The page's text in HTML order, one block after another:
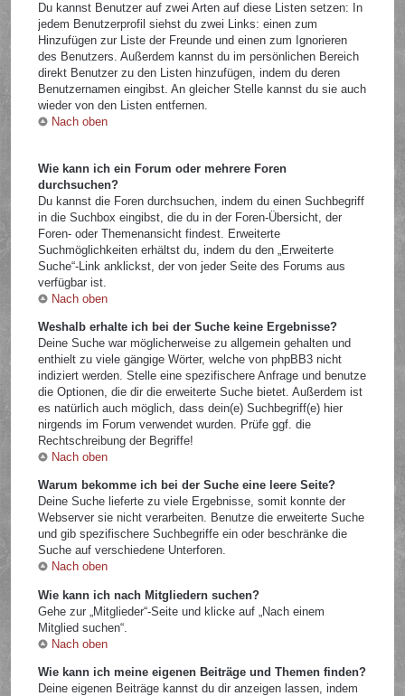
Du kannst Benutzer auf zwei Arten auf diese Listen setzen: In
jedem Benutzerprofil siehst du zwei Links: einen zum
Hinzufügen zur Liste der Freunde und einen zum Ignorieren
des Benutzers. Außerdem kannst du im persönlichen Bereich
direkt Benutzer zu den Listen hinzufügen, indem du deren
Benutzernamen eingibst. An gleicher Stelle kannst du sie auch
wieder von den Listen entfernen.
Nach oben
Wie kann ich ein Forum oder mehrere Foren
durchsuchen?
Du kannst die Foren durchsuchen, indem du einen Suchbegriff
in die Suchbox eingibst, die du in der Foren-Übersicht, der
Foren- oder Themenansicht findest. Erweiterte
Suchmöglichkeiten erhältst du, indem du den „Erweiterte
Suche“-Link anklickst, der von jeder Seite des Forums aus
verfügbar ist.
Nach oben
Weshalb erhalte ich bei der Suche keine Ergebnisse?
Deine Suche war möglicherweise zu allgemein gehalten und
enthielt zu viele gängige Wörter, welche von phpBB3 nicht
indiziert werden. Stelle eine spezifischere Anfrage und benutze
die Optionen, die dir die erweiterte Suche bietet. Außerdem ist
es natürlich auch möglich, dass dein(e) Suchbegriff(e) hier
nirgends im Forum verwendet wurden. Prüfe ggf. die
Rechtschreibung der Begriffe!
Nach oben
Warum bekomme ich bei der Suche eine leere Seite?
Deine Suche lieferte zu viele Ergebnisse, somit konnte der
Webserver sie nicht verarbeiten. Benutze die erweiterte Suche
und gib spezifischere Suchbegriffe ein oder beschränke die
Suche auf verschiedene Unterforen.
Nach oben
Wie kann ich nach Mitgliedern suchen?
Gehe zur „Mitglieder“-Seite und klicke auf „Nach einem
Mitglied suchen“.
Nach oben
Wie kann ich meine eigenen Beiträge und Themen finden?
Deine eigenen Beiträge kannst du dir anzeigen lassen, indem